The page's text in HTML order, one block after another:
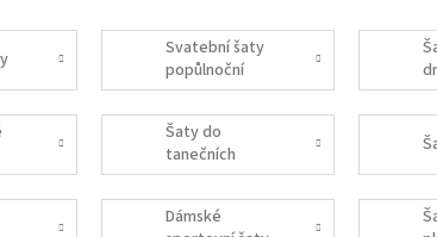
Svatební šaty
popůlnoční
Šaty do
tanečních
Dámské